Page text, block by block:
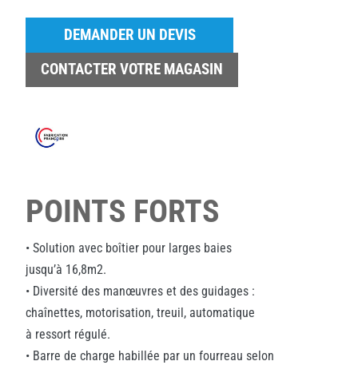
DEMANDER UN DEVIS
CONTACTER VOTRE MAGASIN
POINTS FORTS
• Solution avec boîtier pour larges baies
jusqu’à 16,8m2.
• Diversité des manœuvres et des guidages :
chaînettes, motorisation, treuil, automatique
à ressort régulé.
• Barre de charge habillée par un fourreau selon